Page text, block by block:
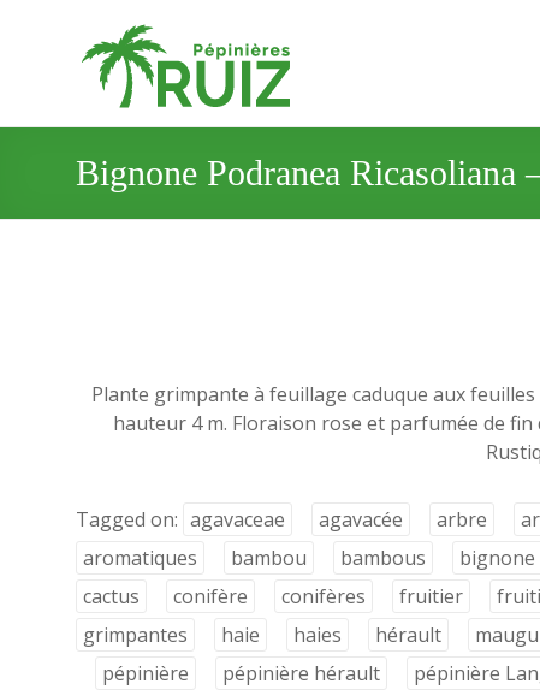
Bignone Podranea Ricasoliana
Plante grimpante à feuillage caduque aux
hauteur 4 m. Floraison rose et parfumée de
Tagged on: agavaceae agavacée arbre
aromatiques
bambou bambous bignone
cactus
conifère conifères fruitier
grimpantes
haie haies hérault
pépinière
pépinière hérault pépinière